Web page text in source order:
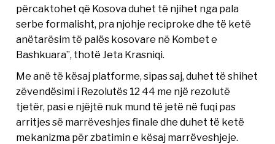
përcaktohet që Kosova duhet të njihet nga pala
serbe formalisht, pra njohje reciproke dhe të ketë
anëtarësim të palës kosovare në Kombet e
Bashkuara”, thotë Jeta Krasniqi.
Me anë të kësaj platforme, sipas saj, duhet të shihet
zëvendësimi i Rezolutës 12 44 me një rezolutë
tjetër, pasi e njëjtë nuk mund të jetë në fuqi pas
arritjes së marrëveshjes finale dhe duhet të ketë
mekanizma për zbatimin e kësaj marrëveshjeje.